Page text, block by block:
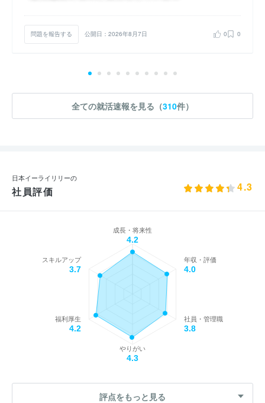
問題を報告する 公開日：2026年8月7日 0 0
全ての就活速報を見る（310件）
日本イーライリリーの
社員評価 4.3
成長・将来性
4.2
年収・評価
4.0
社員・管理職
3.8
やりがい
4.3
福利厚生
4.2
スキルアップ
3.7
評点をもっと見る